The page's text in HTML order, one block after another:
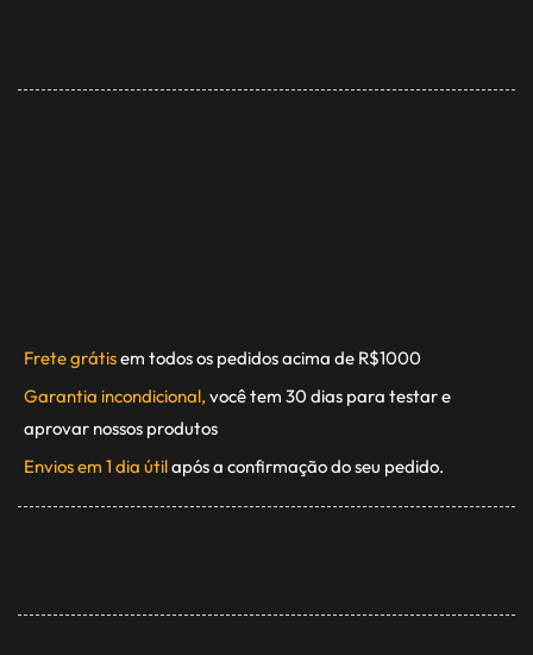
Frete grátisem todos os pedidos acima de R$1000
Garantia incondicional, você tem 30 dias para testar e
aprovar nossos produtos
Envios em 1 dia útilapós a confirmação do seu pedido.